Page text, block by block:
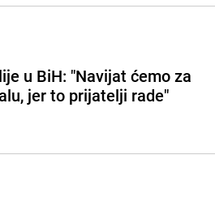
u BiH: "Navijat ćemo za
jer to prijatelji rade"